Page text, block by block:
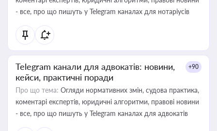
- все, про що пишуть у Telegram каналах для нотаріусів
Telegram канали для адвокатів: новини,
кейси, практичні поради
+90
Про що тема: Огляди нормативних змін, судова практика,
коментарі експертів, юридичні алгоритми, правові новини
- все, про що пишуть у Telegram каналах для адвокатів